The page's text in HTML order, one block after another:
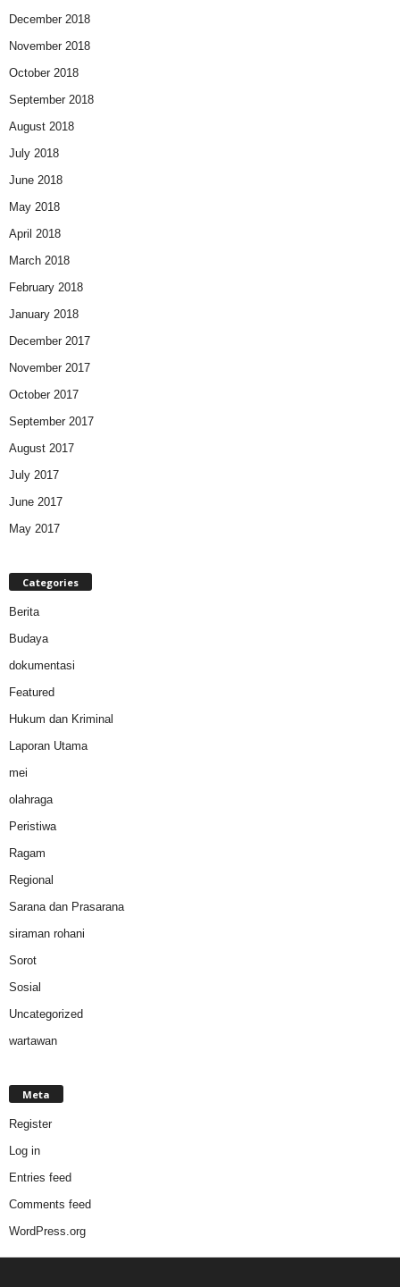
December 2018
November 2018
October 2018
September 2018
August 2018
July 2018
June 2018
May 2018
April 2018
March 2018
February 2018
January 2018
December 2017
November 2017
October 2017
September 2017
August 2017
July 2017
June 2017
May 2017
Categories
Berita
Budaya
dokumentasi
Featured
Hukum dan Kriminal
Laporan Utama
mei
olahraga
Peristiwa
Ragam
Regional
Sarana dan Prasarana
siraman rohani
Sorot
Sosial
Uncategorized
wartawan
Meta
Register
Log in
Entries feed
Comments feed
WordPress.org